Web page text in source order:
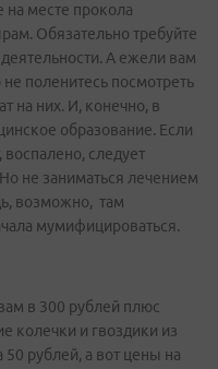
на месте прокола
Обязательно требуйте
А ежели вам
не поленитесь посмотреть
на них. И, конечно, в
образование. Если
воспалено, следует
не заниматься лечением
возможно, там
мумифицироваться.
в 300 рублей плюс
колечки и гвоздики из
рублей, а вот цены на